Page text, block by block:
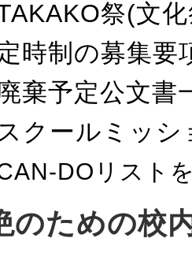
祭(文
時制の募集要
棄予定公文書
クールミッ
DOリスト
のための校